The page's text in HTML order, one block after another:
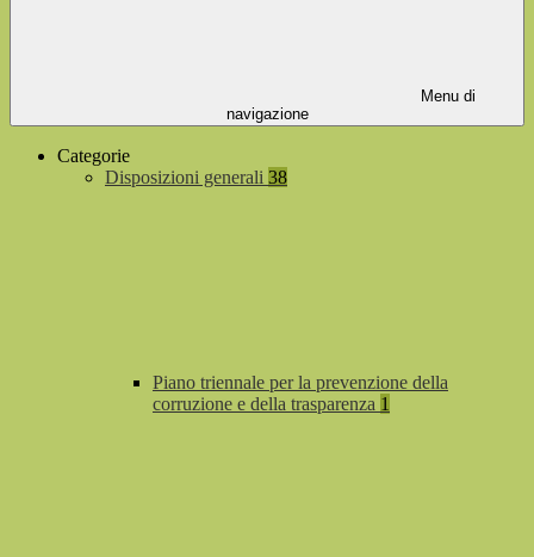
Menu di
navigazione
Categorie
Disposizioni generali 38
Piano triennale per la prevenzione della
corruzione e della trasparenza 1